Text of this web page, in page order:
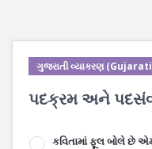
ગુજરાતી વ્યાકરણ
પદક્રમ અને
કવિતામાં ફૂલ બોલે